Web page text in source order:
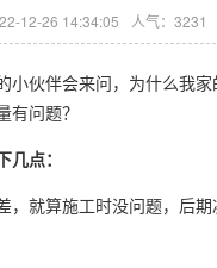
12-26 14:34:05 人气：3231
小伙伴会来问，为什么我家
有问题？
点：
，就算施工时没问题，后